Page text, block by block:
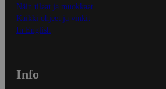
Näin tilaat ja muokkaat
Kaikki ohjeet ja vinkit
In English
Info